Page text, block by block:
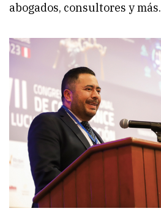
abogados, consultores y más.